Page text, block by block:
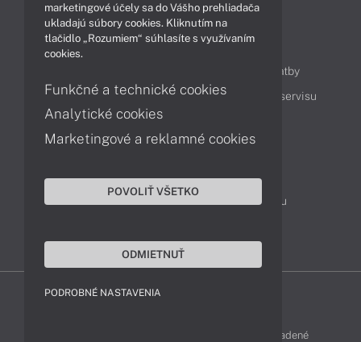
Obsah
Možnosti doručenia a platby
Podpora a servis
Servisné služby Cenník servisu
Kontakty
043 4224 771
Obchodné oddelenie
Reklamácia tovaru
LENOVO-SHOP © 2013 - 2026 Všetky práva vyhradené
marketingové účely sa do Vášho prehliadača
ukladajú súbory cookies. Kliknutím na
tlačidlo „Rozumiem“ súhlasíte s využívaním
cookies.
Funkčné a technické cookies
Analytické cookies
Marketingové a reklamné cookies
POVOLIŤ VŠETKO
ODMIETNUŤ
PODROBNÉ NASTAVENIA